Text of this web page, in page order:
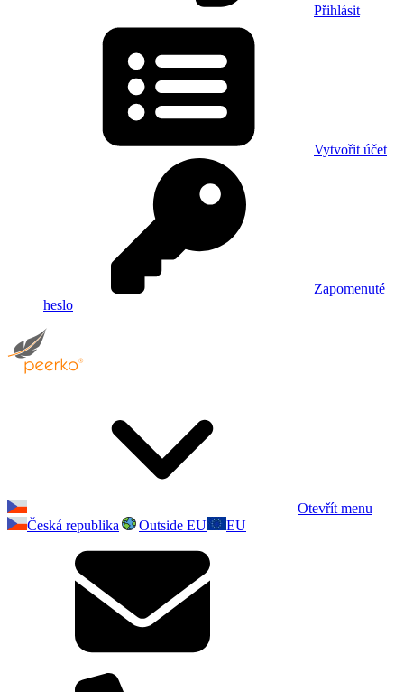
Přihlásit
Vytvořit účet
Zapomenuté
heslo
Otevřít menu
Česká republika
Outside EU EU